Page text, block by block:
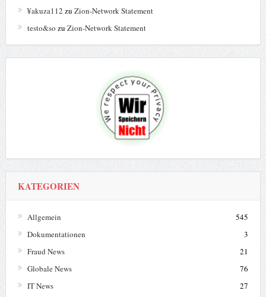
¥akuza112 zu Zion-Network Statement
testo&so zu Zion-Network Statement
KATEGORIEN
Allgemein
545
Dokumentationen
3
Fraud News
21
Globale News
76
IT News
27